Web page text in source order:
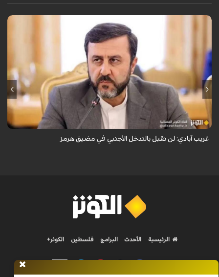
قال نائب وزير الخارجية الإيراني كاظم غريب آبادي، إن إيران لن تقبل بالتدخل
الأجنبي في مضيق هرمز.
غريب آبادي: لن نقبل بالتدخل الأجنبي في مضيق هرمز
الرئيسية الأحدث البرامج فلسطين الكوثر+